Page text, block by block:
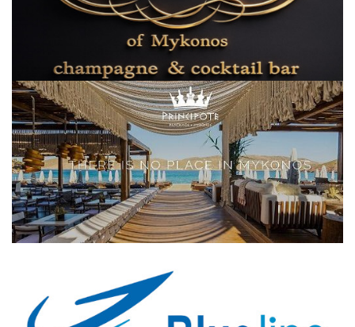
Elections 2023
Γλώσσα
Ελληνικά English